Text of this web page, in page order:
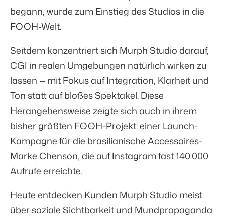
begann, wurde zum Einstieg des Studios in die
FOOH-Welt.
Seitdem konzentriert sich Murph Studio darauf,
CGI in realen Umgebungen natürlich wirken zu
lassen — mit Fokus auf Integration, Klarheit und
Ton statt auf bloßes Spektakel. Diese
Herangehensweise zeigte sich auch in ihrem
bisher größten FOOH-Projekt: einer Launch-
Kampagne für die brasilianische Accessoires-
Marke Chenson, die auf Instagram fast 140.000
Aufrufe erreichte.
Heute entdecken Kunden Murph Studio meist
über soziale Sichtbarkeit und Mundpropaganda.